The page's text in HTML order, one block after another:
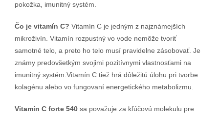
pokožka, imunitný systém.
Čo je vitamín C? Vitamín C je jedným z najznámejších
mikroživín. Vitamín rozpustný vo vode nemôže tvoriť
samotné telo, a preto ho telo musí pravidelne zásobovať. Je
známy predovšetkým svojimi pozitívnymi vlastnosťami na
imunitný systém.Vitamín C tiež hrá dôležitú úlohu pri tvorbe
kolagénu alebo vo fungovaní energetického metabolizmu.
Vitamín C forte 540 sa považuje za kľúčovú molekulu pre